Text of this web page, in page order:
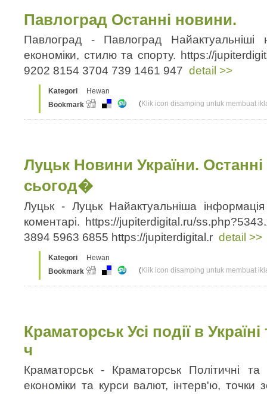
Павлоград Останні новини.
Павлоград - Павлоград Найактуальніші
економіки, стилю та спорту. https://
9202 8154 3704 739 1461 947 detail >>
Kategori
Hewan
Bookmark
(Klik icon disamping untuk membuat
Луцьк Новини України. Останні
сьогод�
Луцьк - Луцьк Найактуальніша
коментарі. https://jupiterdigital.ru/
3894 5963 6855 https://jupiterdigital.r detail >>
Kategori
Hewan
Bookmark
(Klik icon disamping untuk membuat
Краматорськ Усі події в Україні
ч
Краматорськ - Краматорськ Політичні та
економіки та курси валют, інтерв'ю, точки